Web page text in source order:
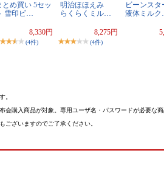
とめ買い 5セッ
雪印ビ…
8,330円
(4件)
明治ほほえみ
らくらくミル…
8,275円
(4件)
ビーンスタ
液体ミル
。
購入商品が対象。専用ユーザ名・パスワードが必要な商
ざいますのでご了承ください。